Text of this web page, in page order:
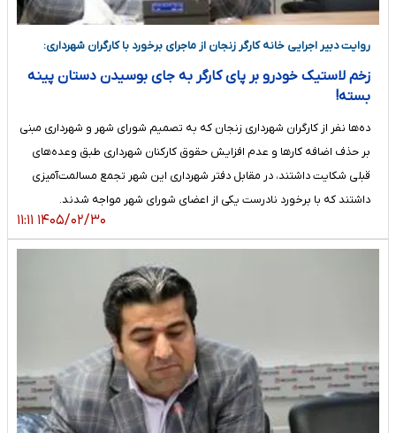
روایت دبیر اجرایی خانه کارگر زنجان از ماجرای برخورد با کارگران شهرداری:
زخم لاستیک خودرو بر پای کارگر به جای بوسیدن دستان پینه
بسته!
ده‌ها نفر از کارگران شهرداری زنجان که به تصمیم شورای شهر و شهرداری مبنی
بر حذف اضافه کارها و عدم افزایش حقوق کارکنان شهرداری طبق وعده‌های
قبلی شکایت داشتند، در مقابل دفتر شهرداری این شهر تجمع مسالمت‌آمیزی
داشتند که با برخورد نادرست یکی از اعضای شورای شهر مواجه شدند.
۱۴۰۵/۰۲/۳۰ ۱۱:۱۱